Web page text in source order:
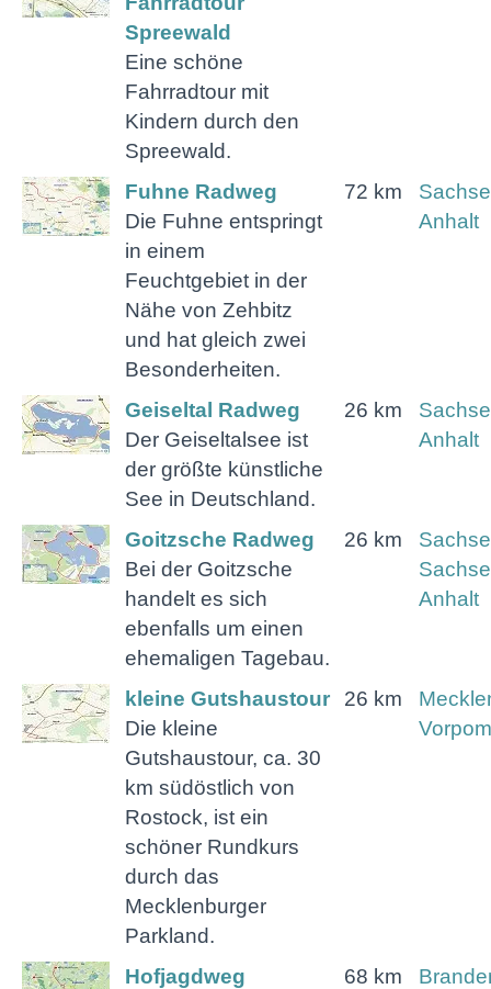
Spreewald
Eine schöne
Fahrradtour mit
Kindern durch den
Spreewald.
Fuhne Radweg
Die Fuhne entspringt
in einem
Feuchtgebiet in der
Nähe von Zehbitz
und hat gleich zwei
Besonderheiten.
72 km
Anhalt
Geiseltal Radweg
Der Geiseltalsee ist
der größte künstliche
See in Deutschland.
26 km
Anhalt
Goitzsche Radweg
Bei der Goitzsche
handelt es sich
ebenfalls um einen
ehemaligen Tagebau.
26 km
Anhalt
kleine Gutshaustour
Die kleine
Gutshaustour, ca. 30
km südöstlich von
Rostock, ist ein
schöner Rundkurs
durch das
Mecklenburger
Parkland.
26 km
Hofjagdweg
68 km